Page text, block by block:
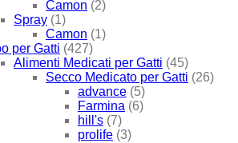
Camon (2)
Spray (1)
Camon (1)
per Gatti (427)
Alimenti Medicati per Gatti (45)
Secco Medicato per Gatti (26)
advance (5)
Farmina (6)
hill's (7)
prolife (3)